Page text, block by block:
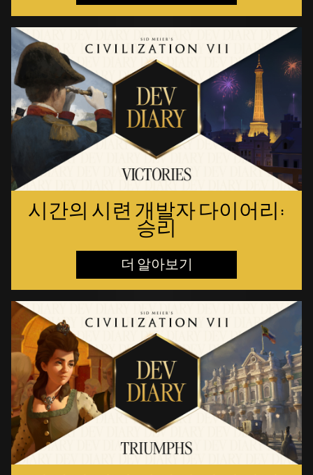
시간의 시련 개발자 다이어리:
승리
더 알아보기